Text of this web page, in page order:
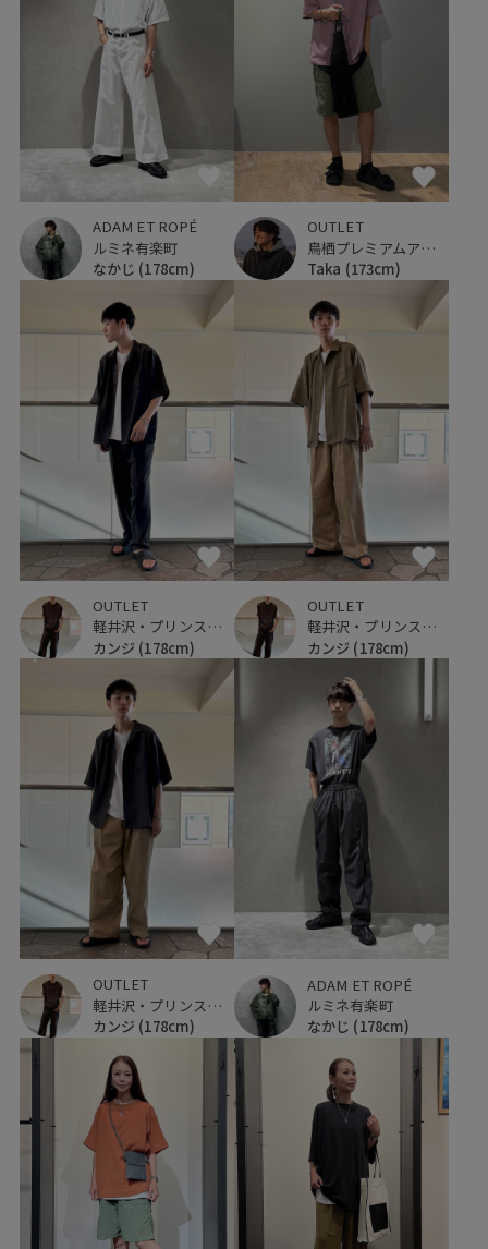
ADAM ET ROPÉ
ルミネ有楽町
なかじ (178cm)
OUTLET
鳥栖プレミアムアウトレット
Taka (173cm)
OUTLET
軽井沢・プリンスショッピングプラザ
カンジ (178cm)
OUTLET
軽井沢・プリンスショッピングプラザ
カンジ (178cm)
OUTLET
軽井沢・プリンスショッピングプラザ
カンジ (178cm)
ADAM ET ROPÉ
ルミネ有楽町
なかじ (178cm)